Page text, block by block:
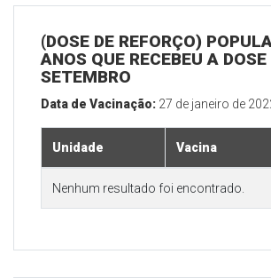
(DOSE DE REFORÇO)
ANOS QUE RECEBEU A
SETEMBRO
Data de Vacinação: 27 de janeiro de
Unidade Vacina
Nenhum resultado foi encontrado.